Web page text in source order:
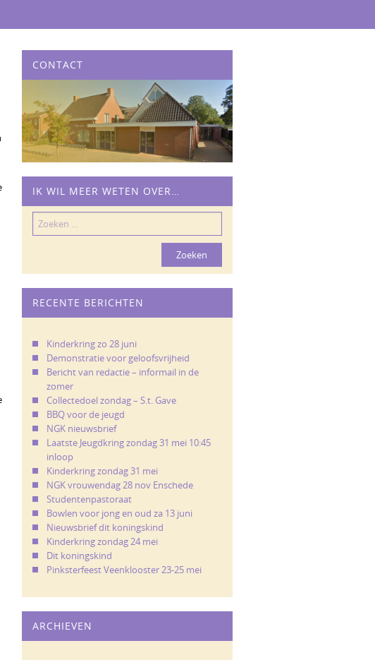
CONTACT
IK WIL MEER WETEN OVER…
Zoeken
naar:
RECENTE BERICHTEN
Kinderkring zo 28 juni
Demonstratie voor geloofsvrijheid
Bericht van redactie – informail in de
zomer
Collectedoel zondag – S.t. Gave
BBQ voor de jeugd
NGK nieuwsbrief
Laatste Jeugdkring zondag 31 mei 10:45
inloop
Kinderkring zondag 31 mei
NGK vrouwendag 28 nov Enschede
Studentenpastoraat
Bowlen voor jong en oud za 13 juni
Nieuwsbrief dit koningskind
Kinderkring zondag 24 mei
Dit koningskind
Pinksterfeest Veenklooster 23-25 mei
ARCHIEVEN